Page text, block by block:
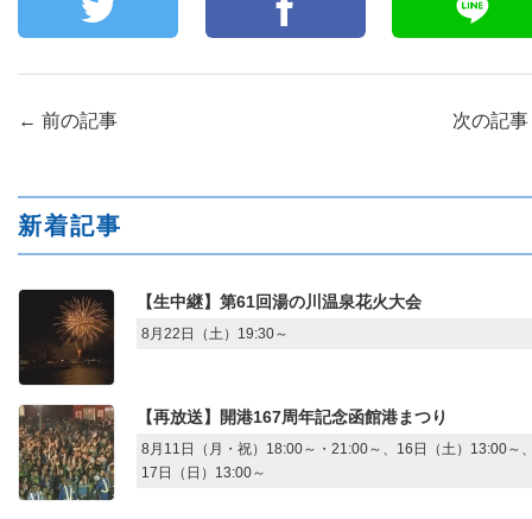
← 前の記事 次の記事
新着記事
【生中継】第61回湯の川温泉花火大会
8月22日（土）19:30～
【再放送】開港167周年記念函館港まつり
8月11日（月・祝）18:00～・21:00～、16日（土）13:00～
17日（日）13:00～